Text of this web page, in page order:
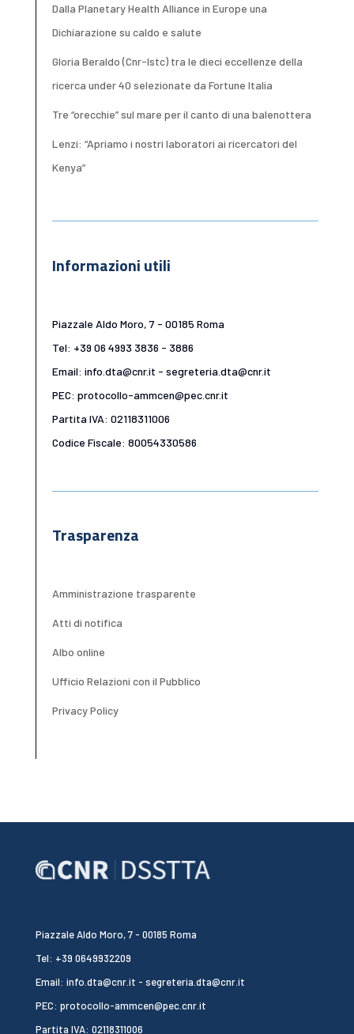
Dalla Planetary Health Alliance in Europe una
Dichiarazione su caldo e salute
Gloria Beraldo (Cnr-Istc) tra le dieci eccellenze della
ricerca under 40 selezionate da Fortune Italia
Tre “orecchie” sul mare per il canto di una balenottera
Lenzi: “Apriamo i nostri laboratori ai ricercatori del
Kenya”
Informazioni utili
Piazzale Aldo Moro, 7 - 00185 Roma
Tel: +39 06 4993 3836 - 3886
Email: info.dta@cnr.it - segreteria.dta@cnr.it
PEC: protocollo-ammcen@pec.cnr.it
Partita IVA: 02118311006
Codice Fiscale: 80054330586
Trasparenza
Amministrazione trasparente
Atti di notifica
Albo online
Ufficio Relazioni con il Pubblico
Privacy Policy
Piazzale Aldo Moro, 7 - 00185 Roma
Tel: +39 0649932209
Email: info.dta@cnr.it - segreteria.dta@cnr.it
PEC: protocollo-ammcen@pec.cnr.it
Partita IVA: 02118311006